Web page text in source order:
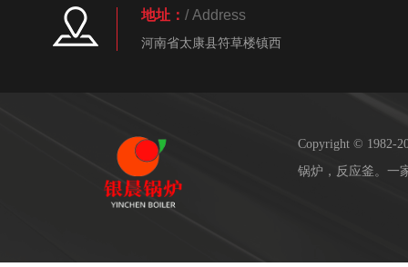
地址： / Address
河南省太康县符草楼镇西
Copyright © 1982-
锅炉，反应釜。一